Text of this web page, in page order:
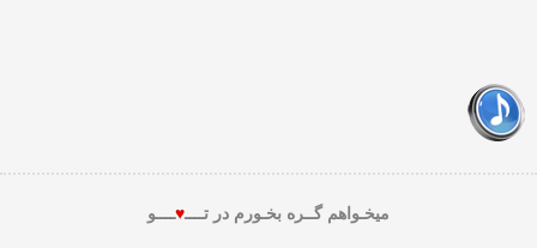
میخـواهم گــره بخـورم در تــــ♥ــــو